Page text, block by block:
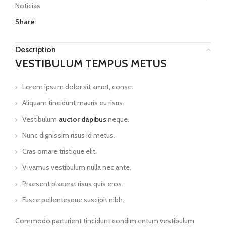
Noticias
Share:
Description
VESTIBULUM TEMPUS METUS
Lorem ipsum dolor sit amet, conse.
Aliquam tincidunt mauris eu risus.
Vestibulum auctor dapibus neque.
Nunc dignissim risus id metus.
Cras ornare tristique elit.
Vivamus vestibulum nulla nec ante.
Praesent placerat risus quis eros.
Fusce pellentesque suscipit nibh.
Commodo parturient tincidunt condim entum vestibulum